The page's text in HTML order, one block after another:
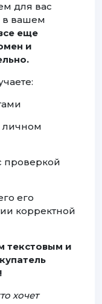
для вас
в вашем
еще
и
личном
проверкой
его
корректной
текстовым и
хочет